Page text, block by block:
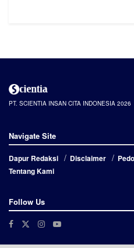
PT. SCIENTIA INSAN CITA INDONESIA 2026
Navigate Site
Dapur Redaksi Disclaimer
Tentang Kami
Follow Us